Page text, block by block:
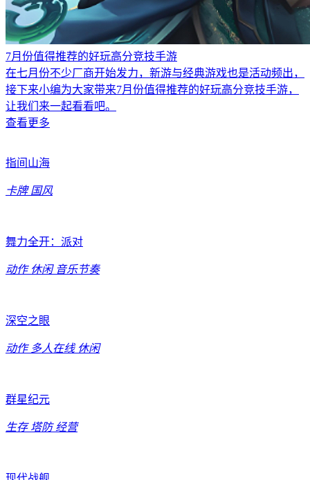
7月份值得推荐的好玩高分竞技手游
在七月份不少厂商开始发力，新游与经典游戏也是活动频出，
接下来小编为大家带来7月份值得推荐的好玩高分竞技手游，
让我们来一起看看吧。
查看更多
指间山海
卡牌 国风
舞力全开：派对
动作 休闲 音乐节奏
深空之眼
动作 多人在线 休闲
群星纪元
生存 塔防 经营